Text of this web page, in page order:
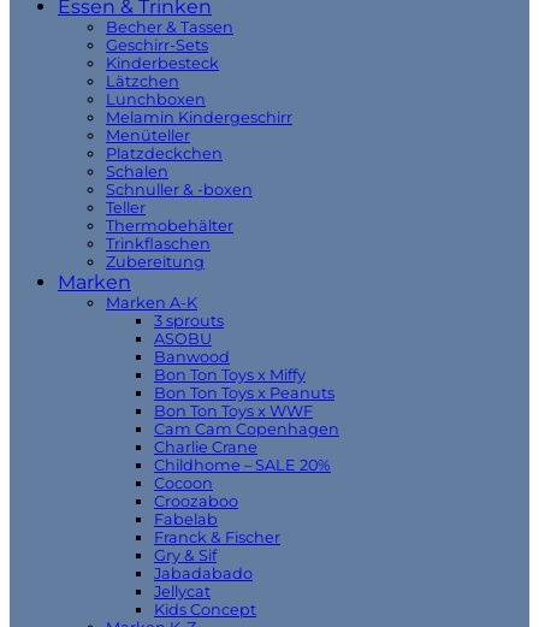
Essen & Trinken
Becher & Tassen
Geschirr-Sets
Kinderbesteck
Lätzchen
Lunchboxen
Melamin Kindergeschirr
Menüteller
Platzdeckchen
Schalen
Schnuller & -boxen
Teller
Thermobehälter
Trinkflaschen
Zubereitung
Marken
Marken A-K
3 sprouts
ASOBU
Banwood
Bon Ton Toys x Miffy
Bon Ton Toys x Peanuts
Bon Ton Toys x WWF
Cam Cam Copenhagen
Charlie Crane
Childhome – SALE 20%
Cocoon
Croozaboo
Fabelab
Franck & Fischer
Gry & Sif
Jabadabado
Jellycat
Kids Concept